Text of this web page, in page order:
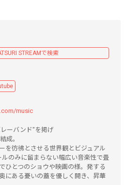
STREAMで検索
music
ーバンド"を掲げ
成。
を彷彿とさせる世界観とビジュアル
のみに留まらない幅広い音楽性で畳
ひとつのショウや映画の様。発する
にある憂いの蓋を優しく開き、昇華